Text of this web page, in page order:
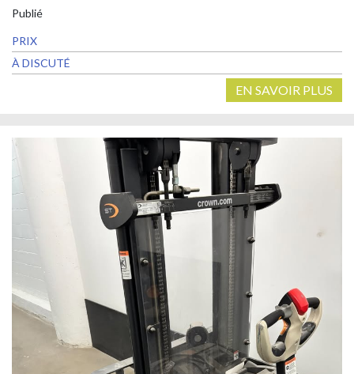
Publié
PRIX
À DISCUTÉ
EN SAVOIR PLUS